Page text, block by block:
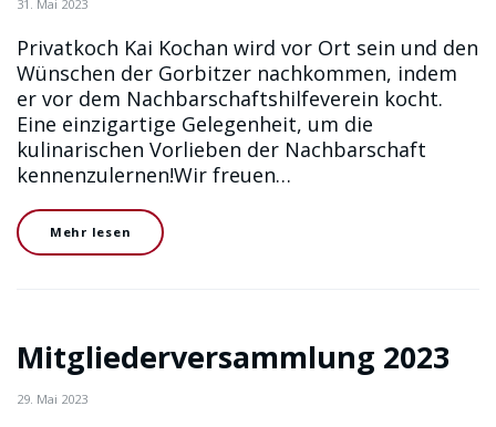
31. Mai 2023
Privatkoch Kai Kochan wird vor Ort sein und den
Wünschen der Gorbitzer nachkommen, indem
er vor dem Nachbarschaftshilfeverein kocht.
Eine einzigartige Gelegenheit, um die
kulinarischen Vorlieben der Nachbarschaft
kennenzulernen!Wir freuen…
Mehr lesen
Mitgliederversammlung 2023
29. Mai 2023